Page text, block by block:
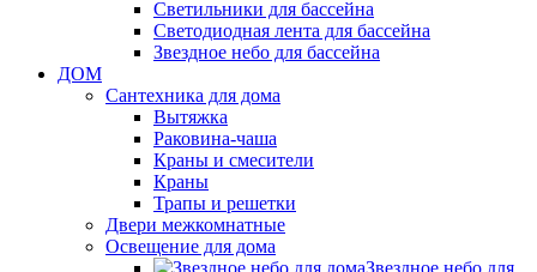
Светильники для бассейна
Светодиодная лента для бассейна
Звездное небо для бассейна
ДОМ
Сантехника для дома
Вытяжка
Раковина-чаша
Краны и смесители
Краны
Трапы и решетки
Двери межкомнатные
Освещение для дома